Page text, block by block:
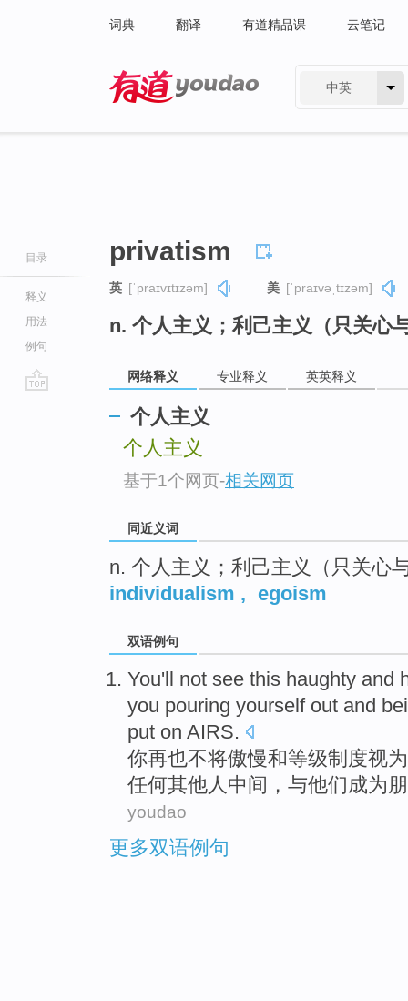
词典 翻译 有道精品课 云笔记
中英
目录
释义
用法
例句
privatism
英 [ˈpraɪvɪtɪzəm] 美 [ˈpraɪvəˌtɪzəm]
n. 个人主义；利己主义（只关心
网络释义 专业释义 英英释义
个人主义
个人主义
基于1个网页-相关网页
同近义词
n. 个人主义；利己主义（只关心
individualism , egoism
双语例句
You'll not see this haughty and
you pouring yourselfout and
put on AIRS.
你再也不将傲慢和等级制度视为
任何其他人中间， 与他们成为
youdao
更多双语例句